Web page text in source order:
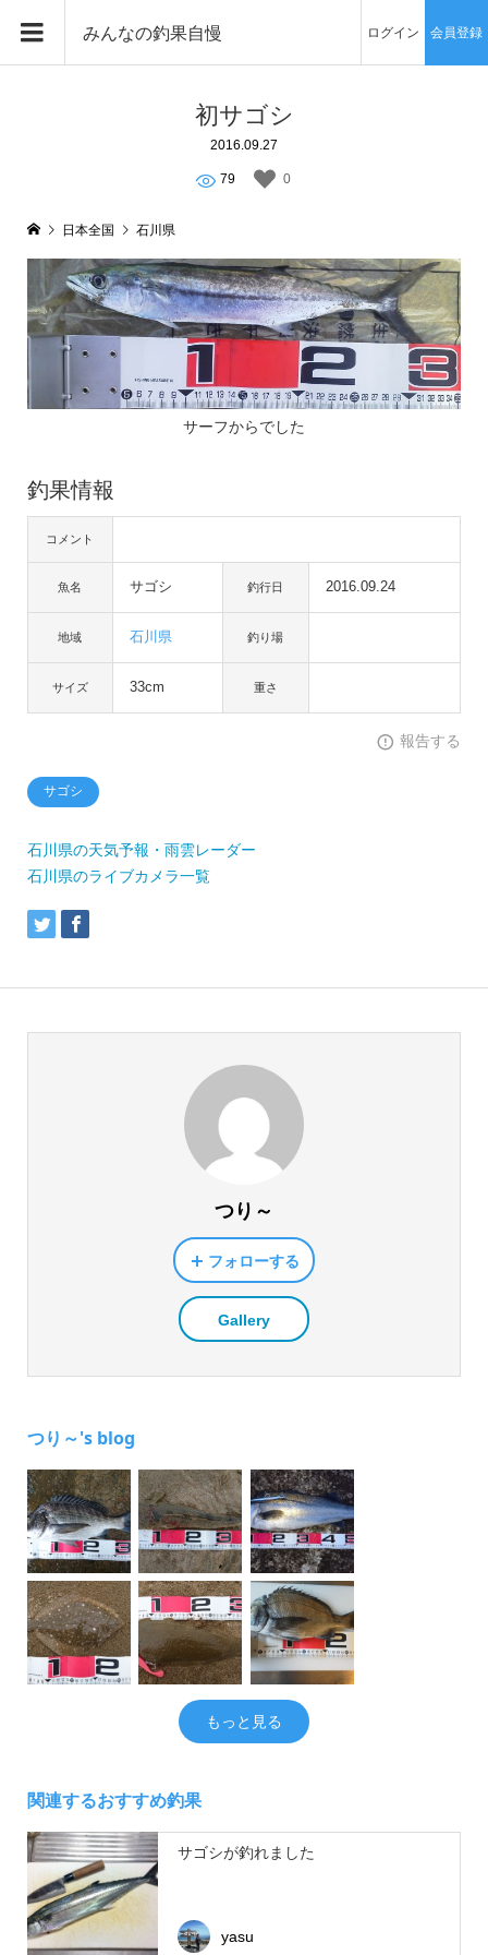
みんなの釣果自慢 ログイン 会員登録
初サゴシ
2016.09.27
79 0
日本全国 石川県
サーフからでした
釣果情報
コメント
魚名 サゴシ 釣行日 2016.09.24
地域 石川県 釣り場
サイズ 33cm 重さ
報告する
サゴシ
石川県の天気予報・雨雲レーダー
石川県のライブカメラ一覧
つり～
フォローする
Gallery
つり～'s blog
もっと見る
関連するおすすめ釣果
サゴシが釣れました
yasu